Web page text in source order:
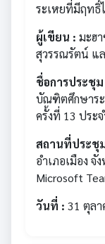
ระเหยที่มีฤทธิ์
ผู้เขียน : มะฮ
สุวรรณรัตน์ แ
ชื่อการประชุ
บัณฑิตศึกษาร
ครั้งที่ 13 ประ
สถานที่ประชุ
อำเภอเมือง จั
Microsoft
วันที่ : 31 ตุลา